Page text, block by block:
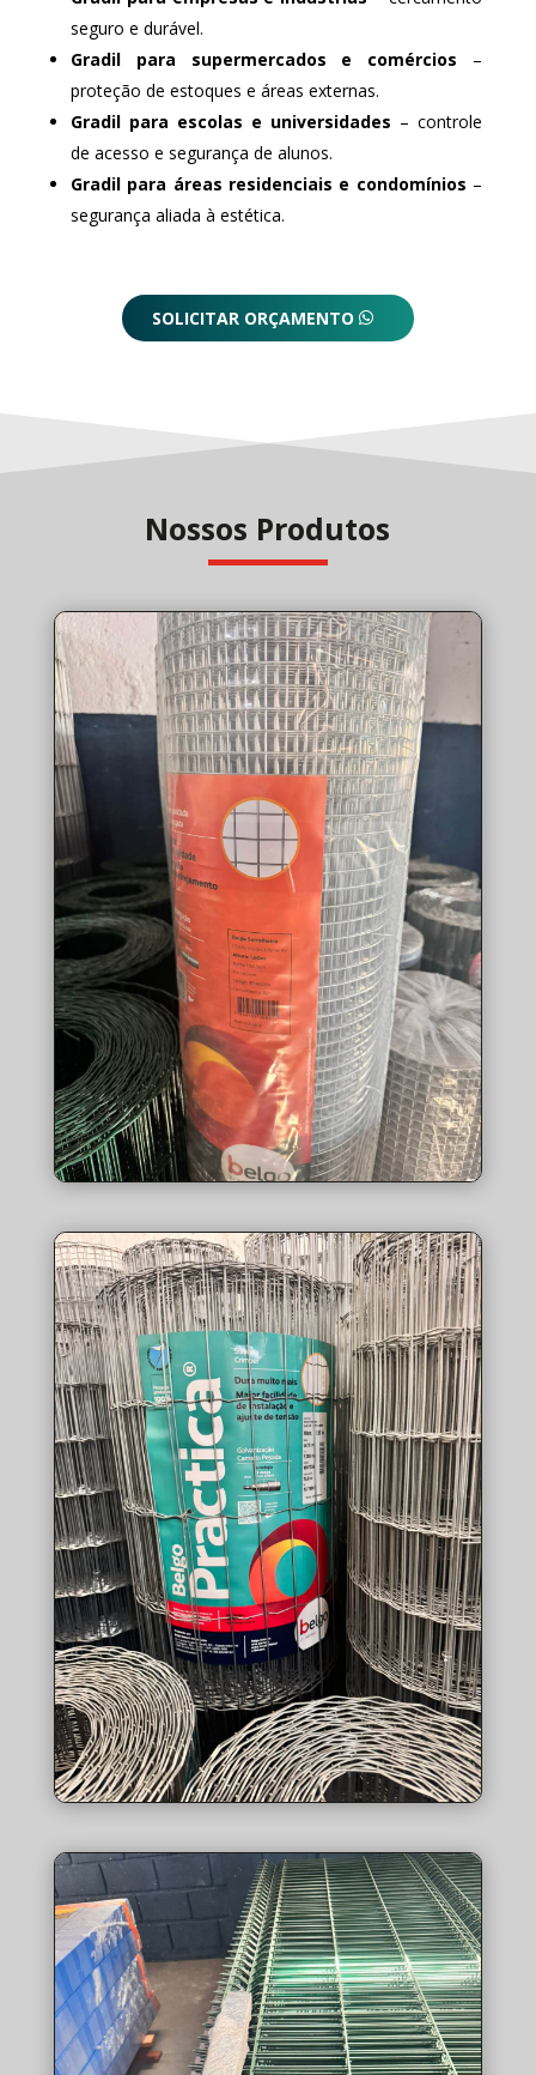
seguro e durável.
Gradil para supermercados e comércios –
proteção de estoques e áreas externas.
Gradil para escolas e universidades – controle
de acesso e segurança de alunos.
Gradil para áreas residenciais e condomínios –
segurança aliada à estética.
SOLICITAR ORÇAMENTO
Nossos Produtos